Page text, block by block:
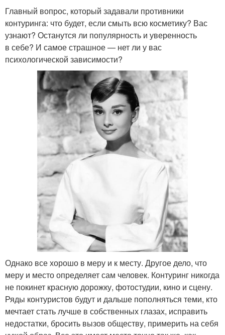
Главный вопрос, который задавали противники
контуринга: что будет, если смыть всю косметику? Вас
узнают? Останутся ли популярность и уверенность
в себе? И самое страшное — нет ли у вас
психологической зависимости?
Однако все хорошо в меру и к месту. Другое дело, что
меру и место определяет сам человек. Контуринг никогда
не покинет красную дорожку, фотостудии, кино и сцену.
Ряды контуристов будут и дальше пополняться теми, кто
мечтает стать лучше в собственных глазах, исправить
недостатки, бросить вызов обществу, примерить на себя